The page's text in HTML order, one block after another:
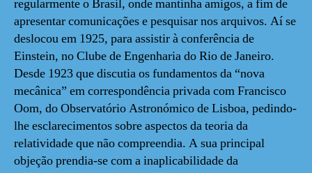
regularmente o Brasil, onde mantinha amigos, a fim de
apresentar comunicações e pesquisar nos arquivos. Aí se
deslocou em 1925, para assistir à conferência de
Einstein, no Clube de Engenharia do Rio de Janeiro.
Desde 1923 que discutia os fundamentos da “nova
mecânica” em correspondência privada com Francisco
Oom, do Observatório Astronómico de Lisboa, pedindo-
lhe esclarecimentos sobre aspectos da teoria da
relatividade que não compreendia. A sua principal
objeção prendia-se com a inaplicabilidade da